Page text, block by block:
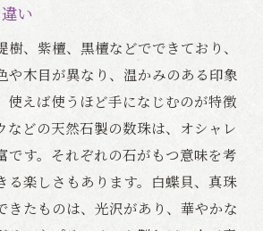
い
、紫檀、黒檀などでできており、
や木目が異なり、温かみのある印象
使えば使うほど手になじむのが特徴
などの天然石製の数珠は、オシャレ
です。それぞれの石がもつ意味を考
る楽しさもあります。白蝶貝、真珠
きたものは、光沢があり、華やかな